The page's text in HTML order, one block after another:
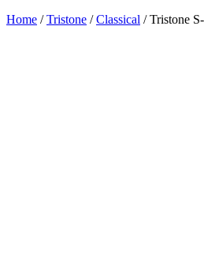
Home /Tristone /Classical / Tristone